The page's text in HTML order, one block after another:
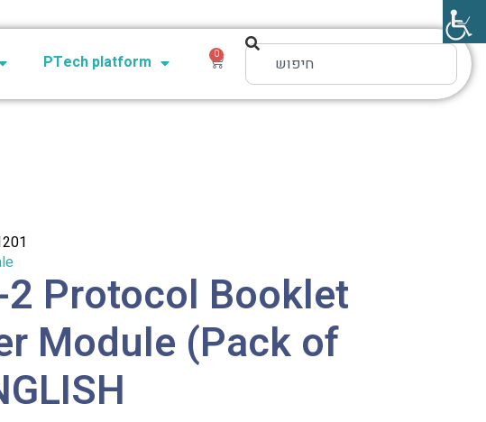
0
PTech platform
2 Protocol Booklet
Module (Pack of